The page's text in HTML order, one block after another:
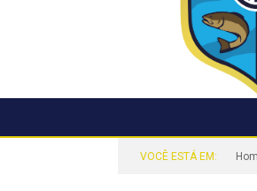
VOCÊ ESTÁ EM: